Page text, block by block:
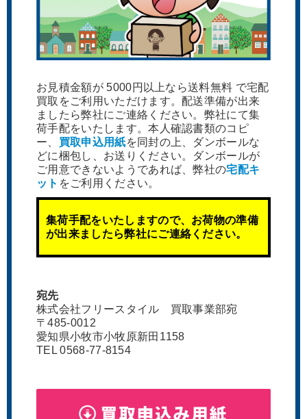
お見積金額が 5000円以上なら送料無料 で宅配
買取をご利用いただけます。配送準備が出来
ましたら弊社にご連絡ください。弊社にて集
荷手配をいたします。本人確認書類のコピ
ー、 買取申込用紙を同封の上、ダンボールな
どに梱包し、お送りください。ダンボールが
ご用意できないようであれば、弊社の宅配キ
ット をご利用ください。
集荷手配をいたしますので、お荷物の準備
が出来ましたら弊社にご連絡ください。
宛先
株式会社フリースタイル 買取事業部宛
〒485-0012
愛知県小牧市小牧原新田1158
TEL 0568-77-8154